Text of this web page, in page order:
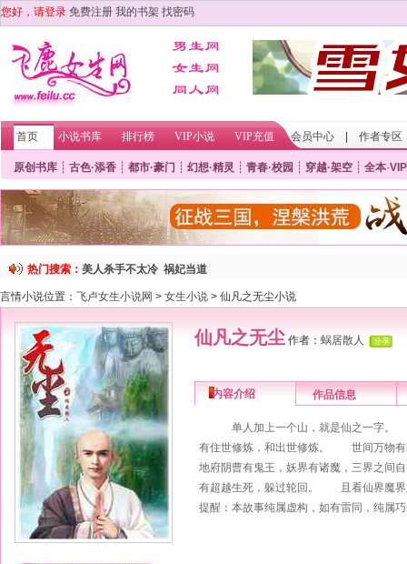
您好，请登录 免费注册 我的书架 找密码
首页 小说书库 排行榜 VIP小说 VIP充值 会员中心 作者专区
原创书库 ┊ 古色·添香 ┊ 都市·豪门 ┊ 幻想·精灵 ┊ 青春·校园 ┊ 穿越·架空 ┊ 全本·VIP
热门搜索： 美人杀手不太冷 祸妃当道
言情小说位置： 飞卢女生小说网 > 女生小说 > 仙凡之无尘小说
仙凡之无尘 作者： 蜗居散人
内容介绍 作品信息
单人加上一个山，就是仙之一字
有住世修炼，和出世修炼。 世间万物
地府阴曹有鬼王，妖界有诸魔，三界之
有超越生死，躲过轮回。 且看仙界魔
提醒：本故事纯属虚构，如有雷同，纯属